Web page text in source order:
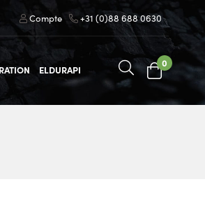
+31 (0)88 688 0630
Compte
ELDURAPI
0